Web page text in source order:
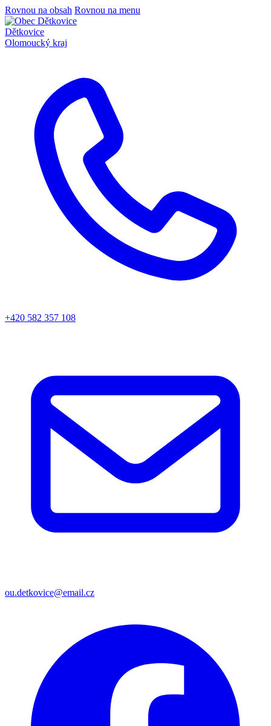
Rovnou na obsah Rovnou na menu
Dětkovice
Olomoucký kraj
+420 582 357 108
ou.detkovice@email.cz